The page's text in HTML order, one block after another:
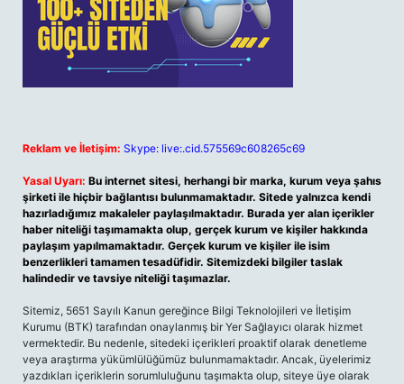
Reklam ve İletişim: Skype: live:.cid.575569c608265c69
Yasal Uyarı: Bu internet sitesi, herhangi bir marka, kurum veya şahıs
şirketi ile hiçbir bağlantısı bulunmamaktadır. Sitede yalnızca kendi
hazırladığımız makaleler paylaşılmaktadır. Burada yer alan içerikler
haber niteliği taşımamakta olup, gerçek kurum ve kişiler hakkında
paylaşım yapılmamaktadır. Gerçek kurum ve kişiler ile isim
benzerlikleri tamamen tesadüfidir. Sitemizdeki bilgiler taslak
halindedir ve tavsiye niteliği taşımazlar.
Sitemiz, 5651 Sayılı Kanun gereğince Bilgi Teknolojileri ve İletişim
Kurumu (BTK) tarafından onaylanmış bir Yer Sağlayıcı olarak hizmet
vermektedir. Bu nedenle, sitedeki içerikleri proaktif olarak denetleme
veya araştırma yükümlülüğümüz bulunmamaktadır. Ancak, üyelerimiz
yazdıkları içeriklerin sorumluluğunu taşımakta olup, siteye üye olarak